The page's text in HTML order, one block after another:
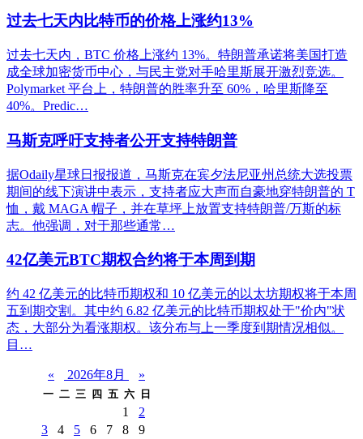
过去七天内比特币的价格上涨约13%
过去七天内，BTC 价格上涨约 13%。特朗普承诺将美国打造
成全球加密货币中心，与民主党对手哈里斯展开激烈竞选。
Polymarket 平台上，特朗普的胜率升至 60%，哈里斯降至
40%。Predic…
马斯克呼吁支持者公开支持特朗普
据Odaily星球日报报道，马斯克在宾夕法尼亚州总统大选投票
期间的线下演讲中表示，支持者应大声而自豪地穿特朗普的 T
恤，戴 MAGA 帽子，并在草坪上放置支持特朗普/万斯的标
志。他强调，对于那些通常…
42亿美元BTC期权合约将于本周到期
约 42 亿美元的比特币期权和 10 亿美元的以太坊期权将于本周
五到期交割。其中约 6.82 亿美元的比特币期权处于"价内"状
态，大部分为看涨期权。该分布与上一季度到期情况相似。
目…
« 2026年8月 »
一 二 三 四 五 六 日
1
2
3
4 5 6 7 8
9